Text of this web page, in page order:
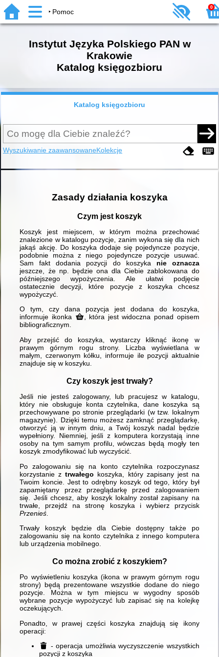
Pomoc
0
Instytut Języka Polskiego PAN w
Krakowie
Katalog księgozbioru
Katalog księgozbioru
Wyszukiwanie zaawansowaneKolekcje
Zasady działania koszyka
Czym jest koszyk
Koszyk jest miejscem, w którym można przechować
znalezione w katalogu pozycje, zanim wykona się dla nich
jakąś akcję. Do koszyka dodaje się pojedyncze pozycje,
podobnie można z niego pojedyncze pozycje usuwać.
Sam fakt dodania pozycji do koszyka nie oznacza
jeszcze, że np. będzie ona dla Ciebie zablokowana do
późniejszego wypożyczenia. Ale ułatwi podjęcie
ostatecznie decyzji, które pozycje z koszyka chcesz
wypożyczyć.
O tym, czy dana pozycja jest dodana do koszyka,
informuje ikonka
, która jest widoczna ponad opisem
bibliograficznym.
Aby przejść do koszyka, wystarczy kliknąć ikonę w
prawym górnym rogu strony. Liczba wyświetlana w
małym, czerwonym kółku, informuje ile pozycji aktualnie
znajduje się w koszyku.
Czy koszyk jest trwały?
Jeśli nie jesteś zalogowany, lub pracujesz w katalogu,
który nie obsługuje konta czytelnika, dane koszyka są
przechowywane po stronie przeglądarki (w tzw. lokalnym
magazynie). Dzięki temu możesz zamknąć przeglądarkę,
otworzyć ją w innym dniu, a Twój koszyk nadal będzie
wypełniony. Niemniej, jeśli z komputera korzystają inne
osoby na tym samym profilu, wówczas będą mogły ten
koszyk zmodyfikować lub wyczyścić.
Po zalogowaniu się na konto czytelnika rozpoczynasz
korzystanie ztrwałego koszyka, który zapisany jest na
Twoim koncie. Jest to odrębny koszyk od tego, który był
zapamiętany przez przeglądarkę przed zalogowaniem
się. Jeśli chcesz, aby koszyk lokalny został zapisany na
trwałe, przejdź na stronę koszyka i wybierz przycisk
Przenieś
Trwały koszyk będzie dla Ciebie dostępny także po
zalogowaniu się na konto czytelnika z innego komputera
lub urządzenia mobilnego.
Co można zrobić z koszykiem?
Po wyświetleniu koszyka (ikona w prawym górnym rogu
strony) będą prezentowane wszystkie dodane do niego
pozycje. Można w tym miejscu w wygodny sposób
wybrane pozycje wypożyczyć lub zapisać się na kolejkę
oczekujących.
Ponadto, w prawej części koszyka znajdują się ikony
operacji:
- operacja umożliwia wyczyszczenie wszystkich
pozycji z koszyka